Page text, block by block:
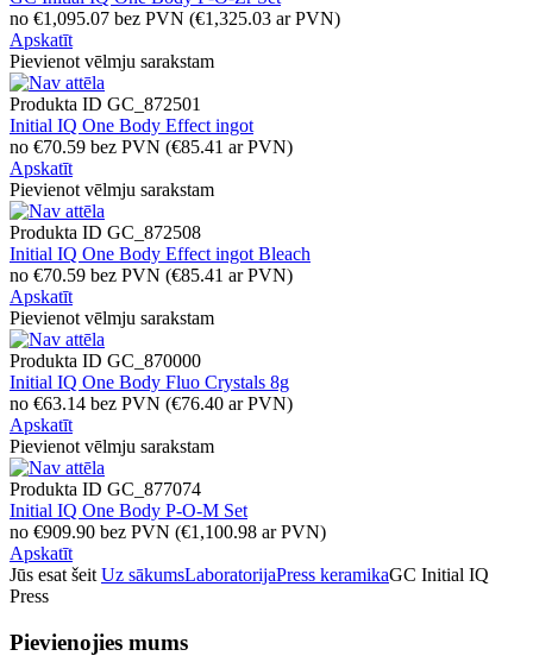
no €1,095.07 bez PVN (€1,325.03 ar PVN)
Apskatīt
Pievienot vēlmju sarakstam
Produkta ID GC_872501
Initial IQ One Body Effect ingot
no €70.59 bez PVN (€85.41 ar PVN)
Apskatīt
Pievienot vēlmju sarakstam
Produkta ID GC_872508
Initial IQ One Body Effect ingot Bleach
no €70.59 bez PVN (€85.41 ar PVN)
Apskatīt
Pievienot vēlmju sarakstam
Produkta ID GC_870000
Initial IQ One Body Fluo Crystals 8g
no €63.14 bez PVN (€76.40 ar PVN)
Apskatīt
Pievienot vēlmju sarakstam
Produkta ID GC_877074
Initial IQ One Body P-O-M Set
no €909.90 bez PVN (€1,100.98 ar PVN)
Apskatīt
Jūs esat šeit Uz sākumsLaboratorijaPress keramikaGC Initial IQ
Press
Pievienojies mums